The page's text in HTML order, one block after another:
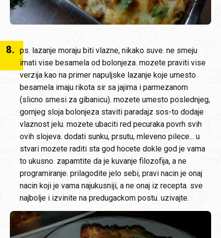
8. ps. lazanje moraju biti vlazne, nikako suve. ne smeju
imati vise besamela od bolonjeza. mozete praviti vise
verzija kao na primer napuljske lazanje koje umesto
besamela imaju rikota sir sa jajima i parmezanom
(slicno smesi za gibanicu). mozete umesto poslednjeg,
gornjeg sloja bolonjeza staviti paradajz sos-to dodaje
vlaznost jelu. mozete ubaciti red pecuraka povrh svih
ovih slojeva. dodati sunku, prsutu, mleveno pilece... u
stvari mozete raditi sta god hocete dokle god je vama
to ukusno. zapamtite da je kuvanje filozofija, a ne
programiranje. prilagodite jelo sebi, pravi nacin je onaj
nacin koji je vama najukusniji, a ne onaj iz recepta. sve
najbolje i izvinite na predugackom postu. uzivajte.